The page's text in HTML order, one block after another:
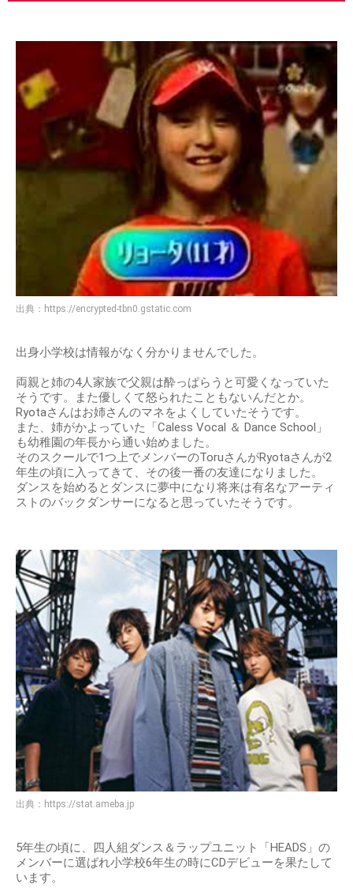
出典： https://encrypted-tbn0.gstatic.com
出身小学校は情報がなく分かりませんでした。
両親と姉の4人家族で父親は酔っぱらうと可愛くなっていた
そうです。また優しくて怒られたこともないんだとか。
Ryotaさんはお姉さんのマネをよくしていたそうです。
また、姉がかよっていた「Caless Vocal ＆ Dance School」
も幼稚園の年長から通い始めました。
そのスクールで1つ上でメンバーのToruさんがRyotaさんが2
年生の頃に入ってきて、その後一番の友達になりました。
ダンスを始めるとダンスに夢中になり将来は有名なアーティ
ストのバックダンサーになると思っていたそうです。
出典： https://stat.ameba.jp
5年生の頃に、四人組ダンス＆ラップユニット「HEADS」の
メンバーに選ばれ小学校6年生の時にCDデビューを果たして
います。